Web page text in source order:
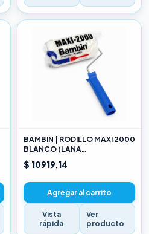
BAMBIN | RODILLO MAXI 2000
BLANCO (LANA
SELECCIONADA) 17CM
$ 10919,14
Agregar al carrito
Vista
rápida
Ver
producto